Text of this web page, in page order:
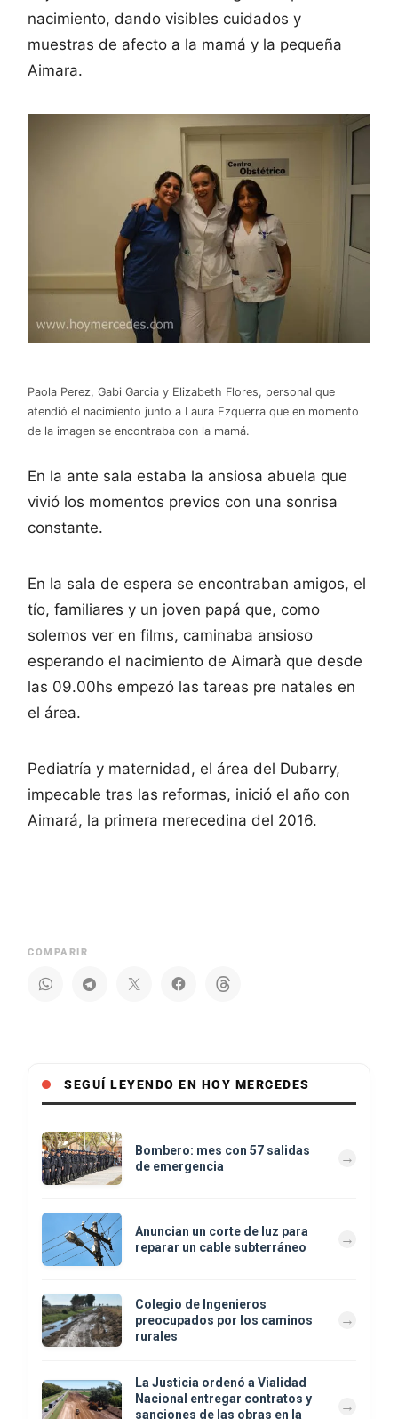
nacimiento, dando visibles cuidados y
muestras de afecto a la mamá y la pequeña
Aimara.
Paola Perez, Gabi Garcia y Elizabeth Flores, personal que
atendió el nacimiento junto a Laura Ezquerra que en momento
de la imagen se encontraba con la mamá.
En la ante sala estaba la ansiosa abuela que
vivió los momentos previos con una sonrisa
constante.
En la sala de espera se encontraban amigos, el
tío, familiares y un joven papá que, como
solemos ver en films, caminaba ansioso
esperando el nacimiento de Aimarà que desde
las 09.00hs empezó las tareas pre natales en
el área.
Pediatría y maternidad, el área del Dubarry,
impecable tras las reformas, inició el año con
Aimará, la primera merecedina del 2016.
COMPARIR
SEGUÍ LEYENDO EN HOY MERCEDES
Bombero: mes con 57 salidas
de emergencia
Anuncian un corte de luz para
reparar un cable subterráneo
Colegio de Ingenieros
preocupados por los caminos
rurales
La Justicia ordenó a Vialidad
Nacional entregar contratos y
sanciones de las obras en la